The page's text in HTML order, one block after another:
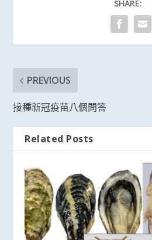
SHARE:
PREVIOUS
接種新冠疫苗八個問答
Related Posts